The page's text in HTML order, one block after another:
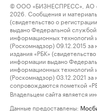
© ООО «БИЗНЕСПРЕСС», АО
2026. Сообщения и
(свидетельство о
выдано Федеральной
информационных технологий
(Роскомнадзор) 09.12.2015
издания «РБК»
информации выдано
информационных технологий
(Роскомнадзор) 03.12.2021
сопровождаются пометкой
Владельцем сайта является
Данные предоставлены: